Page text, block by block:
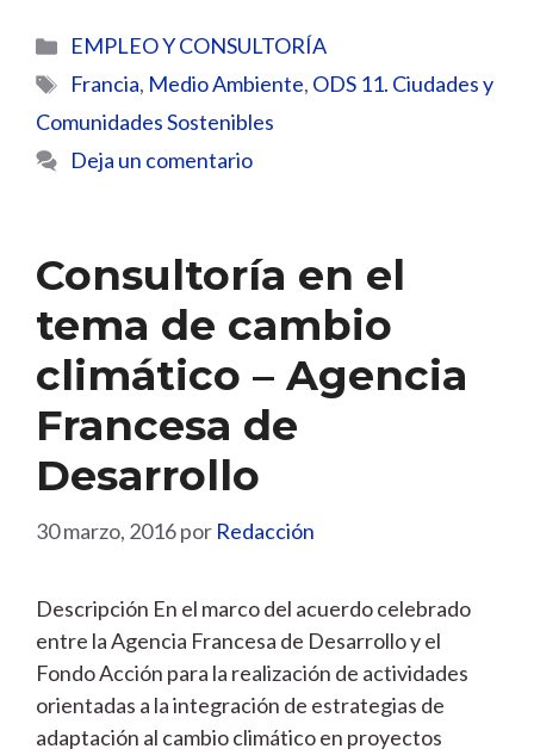
Categorías
EMPLEO Y CONSULTORÍA
Etiquetas
Francia, Medio Ambiente, ODS 11. Ciudades y
Comunidades Sostenibles
Deja un comentario
Consultoría en el
tema de cambio
climático – Agencia
Francesa de
Desarrollo
30 marzo, 2016por Redacción
Descripción En el marco del acuerdo celebrado
entre la Agencia Francesa de Desarrollo y el
Fondo Acción para la realización de actividades
orientadas a la integración de estrategias de
adaptación al cambio climático en proyectos